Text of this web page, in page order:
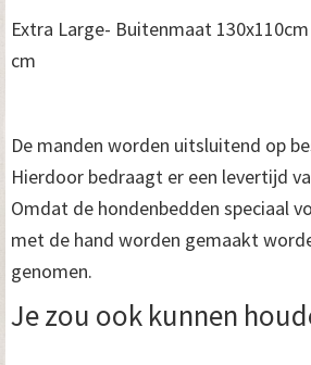
Extra Large- Buitenmaat
cm
De manden worden uitsluitend op
Hierdoor bedraagt er een levertijd
Omdat de hondenbedden speciaal
met de hand worden gemaakt
genomen.
Je zou ook kunnen